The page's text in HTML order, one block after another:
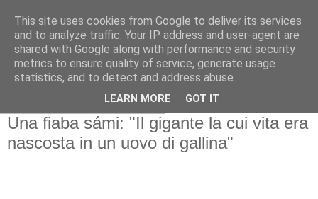
Gangleri - Il blog del
Progetto Bifröst
Una fiaba sámi: "Il gigante la cui vita era
nascosta in un uovo di gallina"
This site uses cookies from Google to deliver its services
and to analyze traffic. Your IP address and user-agent are
shared with Google along with performance and security
metrics to ensure quality of service, generate usage
statistics, and to detect and address abuse.
LEARN MORE GOT IT